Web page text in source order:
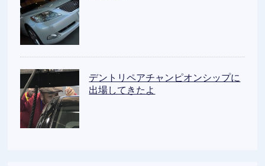
デントリペアチャンピオンシップに
出場してきたよ